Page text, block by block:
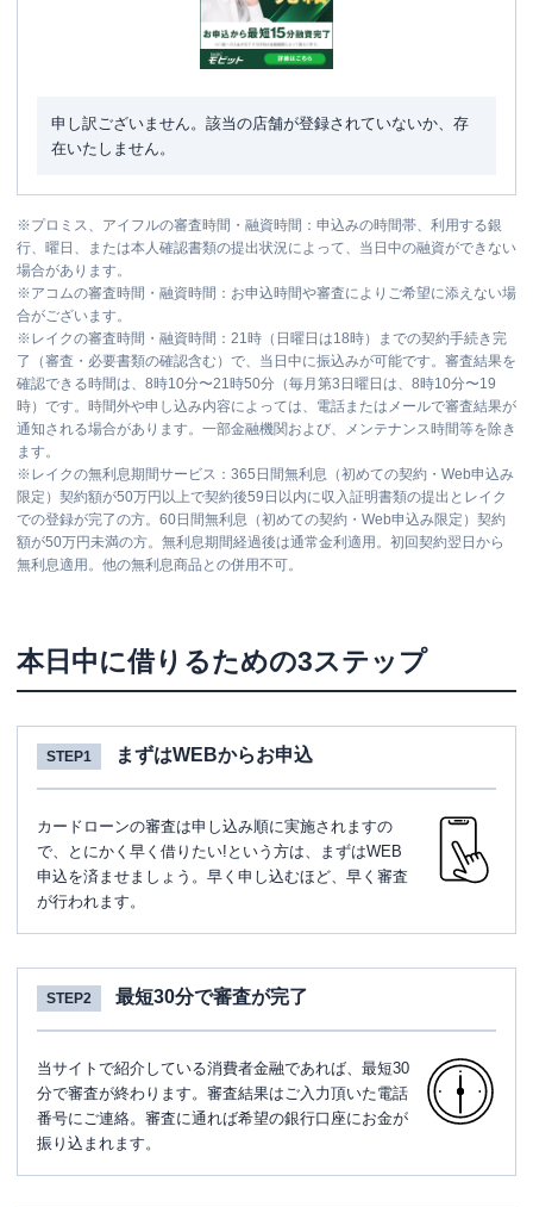
申し訳ございません。該当の店舗が登録されていないか、存
在いたしません。
※プロミス、アイフルの審査時間・融資時間：申込みの時間帯、利用する銀
行、曜日、または本人確認書類の提出状況によって、当日中の融資ができない
場合があります。
※アコムの審査時間・融資時間：お申込時間や審査によりご希望に添えない場
合がございます。
※ レイクの審査時間・融資時間：21時（日曜日は18時）までの契約手続き完
了（審査・必要書類の確認含む）で、当日中に振込みが可能です。審査結果を
確認できる時間は、8時10分〜21時50分（毎月第3日曜日は、8時10分〜19
時）です。時間外や申し込み内容によっては、電話またはメールで審査結果が
通知される場合があります。一部金融機関および、メンテナンス時間等を除き
ます。
※ レイクの無利息期間サービス：365日間無利息（初めての契約・Web申込み
限定）契約額が50万円以上で契約後59日以内に収入証明書類の提出とレイク
での登録が完了の方。60日間無利息（初めての契約・Web申込み限定）契約
額が50万円未満の方。無利息期間経過後は通常金利適用。初回契約翌日から
無利息適用。他の無利息商品との併用不可。
本日中に借りるための3ステップ
STEP1 まずはWEBからお申込
カードローンの審査は申し込み順に実施されますの
で、とにかく早く借りたい!という方は、まずはWEB
申込を済ませましょう。早く申し込むほど、早く審査
が行われます。
STEP2 最短30分で審査が完了
当サイトで紹介している消費者金融であれば、最短30
分で審査が終わります。審査結果はご入力頂いた電話
番号にご連絡。審査に通れば希望の銀行口座にお金が
振り込まれます。